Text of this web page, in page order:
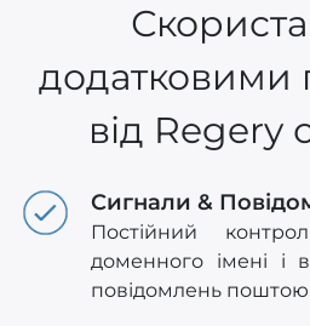
додатковими
від Regery
Сигнали &
Постійний
доменного імені і
повідомлень поштою